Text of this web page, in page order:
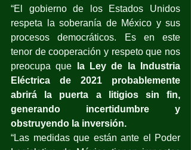
“El gobierno de los Estados Unidos
respeta la soberanía de México y sus
procesos democráticos. Es en este
tenor de cooperación y respeto que nos
preocupa que
la Ley de la Industria
Eléctrica de 2021 probablemente
abrirá la puerta a litigios sin fin,
generando incertidumbre y
obstruyendo la inversión.
“Las medidas que están ante el Poder